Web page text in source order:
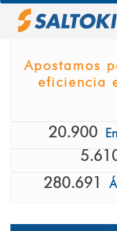
Pasar
Apostamos
eficiencia
20.900
280.691